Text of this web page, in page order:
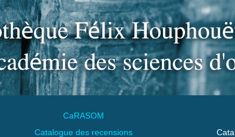
CaRASOM
Catalogue des recensions